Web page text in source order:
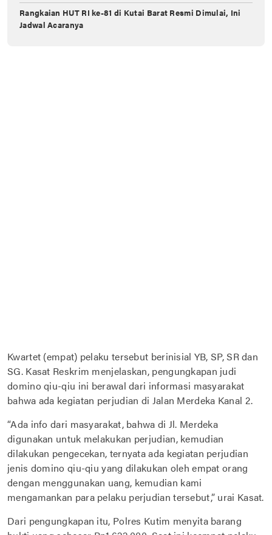
Rangkaian HUT RI ke-81 di Kutai Barat Resmi Dimulai, Ini
Jadwal Acaranya
Kwartet (empat) pelaku tersebut berinisial YB, SP, SR dan
SG. Kasat Reskrim menjelaskan, pengungkapan judi
domino qiu-qiu ini berawal dari informasi masyarakat
bahwa ada kegiatan perjudian di Jalan Merdeka Kanal 2.
“Ada info dari masyarakat, bahwa di Jl. Merdeka
digunakan untuk melakukan perjudian, kemudian
dilakukan pengecekan, ternyata ada kegiatan perjudian
jenis domino qiu-qiu yang dilakukan oleh empat orang
dengan menggunakan uang, kemudian kami
mengamankan para pelaku perjudian tersebut,” urai Kasat.
Dari pengungkapan itu, Polres Kutim menyita barang